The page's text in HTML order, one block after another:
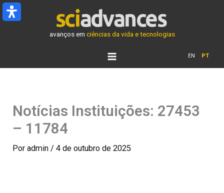
Ir
para
avanços em ciências da vida e tecnologias
EN PT
Notícias Instituições: 27453
– 11784
Poradmin/4 de outubro de 2025